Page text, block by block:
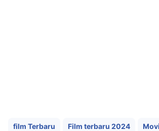
film Terbaru Film terbaru 2024